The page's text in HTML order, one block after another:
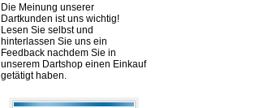
Die Meinung unserer
Dartkunden ist uns wichtig!
Lesen Sie selbst und
hinterlassen Sie uns ein
Feedback nachdem Sie in
unserem Dartshop einen Einkauf
getätigt haben.